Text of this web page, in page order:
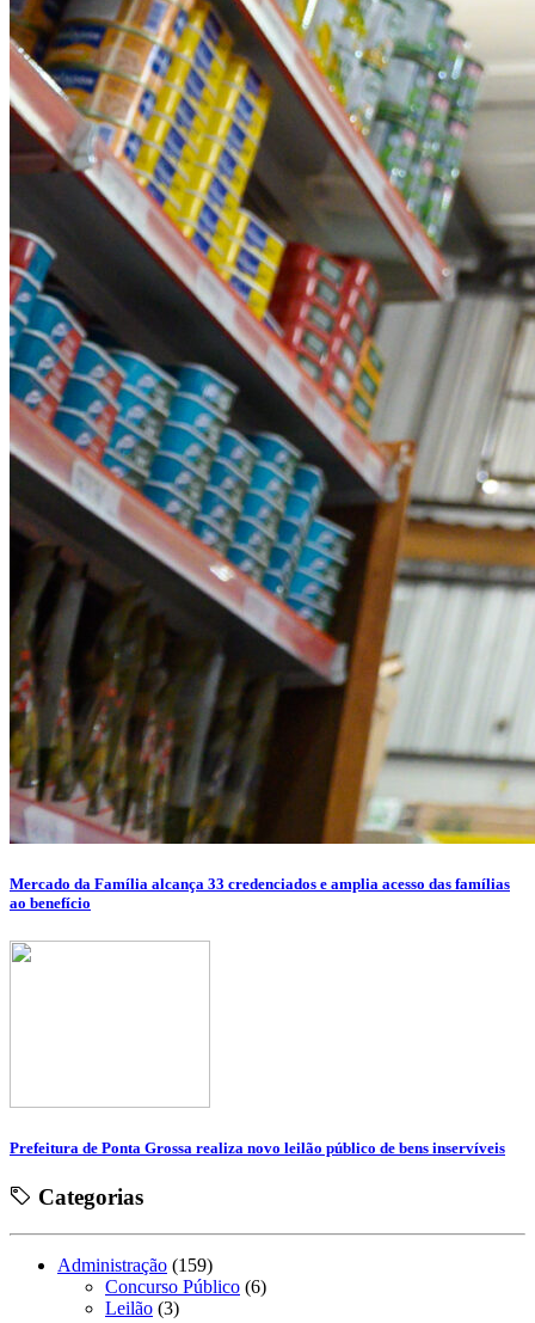
Mercado da Família alcança 33 credenciados e amplia acesso das famílias
ao benefício
Prefeitura de Ponta Grossa realiza novo leilão público de bens inservíveis
Categorias
Administração (159)
Concurso Público (6)
Leilão (3)